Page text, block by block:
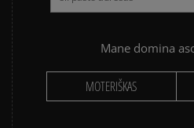
Mane domina
MOTERIŠKAS